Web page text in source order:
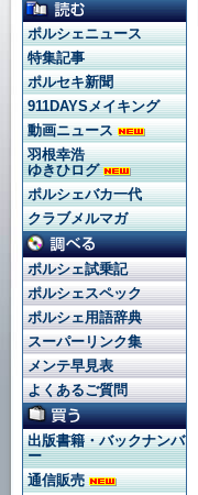
ポルシェニュース
特集記事
ポルセキ新聞
911DAYSメイキング
動画ニュース
羽根幸浩
ゆきひログ
ポルシェバカ一代
クラブメルマガ
ポルシェ試乗記
ポルシェスペック
ポルシェ用語辞典
スーパーリンク集
メンテ早見表
よくあるご質問
出版書籍・バックナンバ
ー
通信販売